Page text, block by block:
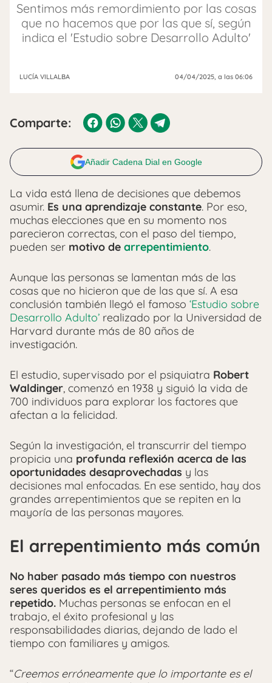
Sentimos más remordimiento por las cosas
que no hacemos que por las que sí, según
indica el 'Estudio sobre Desarrollo Adulto'
LUCÍA VILLALBA 04/04/2025, a las 06:06
Comparte:
Añadir Cadena Dial en Google
La vida está llena de decisiones que debemos
asumir. Es una aprendizaje constante. Por eso,
muchas elecciones que en su momento nos
parecieron correctas, con el paso del tiempo,
pueden ser motivo de arrepentimiento.
Aunque las personas se lamentan más de las
cosas que no hicieron que de las que sí. A esa
conclusión también llegó el famoso ‘Estudio sobre
Desarrollo Adulto’ realizado por la Universidad de
Harvard durante más de 80 años de
investigación.
El estudio, supervisado por el psiquiatra Robert
Waldinger, comenzó en 1938 y siguió la vida de
700 individuos para explorar los factores que
afectan a la felicidad.
Según la investigación, el transcurrir del tiempo
propicia una profunda reflexión acerca de las
oportunidades desaprovechadas y las
decisiones mal enfocadas. En ese sentido, hay dos
grandes arrepentimientos que se repiten en la
mayoría de las personas mayores.
El arrepentimiento más común
No haber pasado más tiempo con nuestros
seres queridos es el arrepentimiento más
repetido. Muchas personas se enfocan en el
trabajo, el éxito profesional y las
responsabilidades diarias, dejando de lado el
tiempo con familiares y amigos.
“Creemos erróneamente que lo importante es el